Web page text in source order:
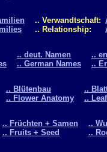
.. Verwandtschaft:
.. Relationship:
.. deut. Namen
.. German Names
..
..
.. Blütenbau
.. Flower Anatomy
..
..
.. Früchten + Samen
.. Fruits + Seed
..
..